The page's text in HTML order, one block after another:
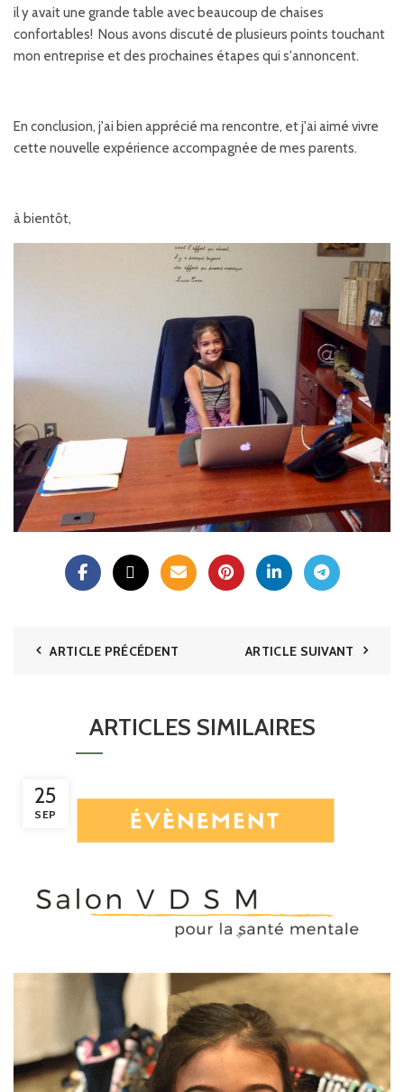
il y avait une grande table avec beaucoup de chaises
confortables! Nous avons discuté de plusieurs points touchant
mon entreprise et des prochaines étapes qui s'annoncent.
En conclusion, j'ai bien apprécié ma rencontre, et j'ai aimé vivre
cette nouvelle expérience accompagnée de mes parents.
à bientôt,
ARTICLE PRÉCÉDENT ARTICLE SUIVANT
ARTICLES SIMILAIRES
25
SEP